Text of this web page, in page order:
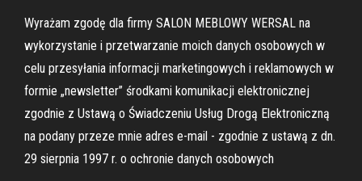
Wyrażam zgodę dla firmy SALON MEBLOWY WERSAL na
wykorzystanie i przetwarzanie moich danych osobowych w
celu przesyłania informacji marketingowych i reklamowych w
formie „newsletter” środkami komunikacji elektronicznej
zgodnie z Ustawą o Świadczeniu Usług Drogą Elektroniczną
na podany przeze mnie adres e-mail - zgodnie z ustawą z dn.
29 sierpnia 1997 r. o ochronie danych osobowych